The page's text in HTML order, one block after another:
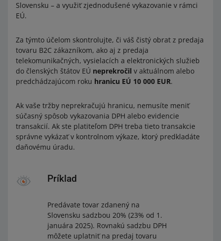
Slovensku – a využiť zjednodušené vykazovanie v rámci
EÚ.
Za týmto účelom skontrolujte, či váš čistý obrat z predaja
tovaru B2C zákazníkom, ako aj z predaja
telekomunikačných, vysielacích a elektronických služieb
do členských štátov EÚ neprekročil v aktuálnom alebo
predchádzajúcom roku hranicu EÚ 10 000 EUR.
Ak vaše tržby neprekračujú hranicu, nemusíte meniť
súčasný spôsob vykazovania DPH alebo evidencie
transakcií. Ak ste platiteľom DPH treba tieto transakcie
správne vykázať v kontrolnom výkaze, ktorý predkladáte
daňovému úradu.
Príklad
Predávate tovar zdanený na
Slovensku sadzbou 20% (23% od 1.
januára 2025). Rovnakú sadzbu DPH
môžete uplatniť na predaj tovaru